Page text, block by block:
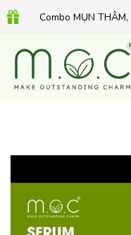
Combo MỤN
QUÀ TẶNG 350K